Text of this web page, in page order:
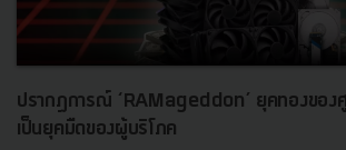
ปรากฏการณ์ ‘RAMageddon’ ยุคทองของ
เป็นยุคมืดของผู้บริโภค